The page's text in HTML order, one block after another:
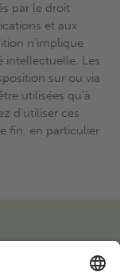
par le droit
et aux
n’implique
intellectuelle. Les
sur ou via
utilisées qu’à
d’utiliser ces
fin, en particulier